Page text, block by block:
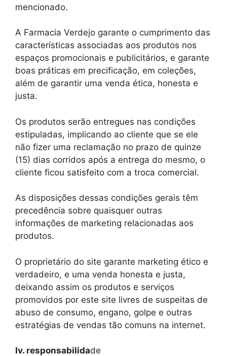
mencionado.
A Farmacia Verdejo garante o cumprimento das
características associadas aos produtos nos
espaços promocionais e publicitários, e garante
boas práticas em precificação, em coleções,
além de garantir uma venda ética, honesta e
justa.
Os produtos serão entregues nas condições
estipuladas, implicando ao cliente que se ele
não fizer uma reclamação no prazo de quinze
(15) dias corridos após a entrega do mesmo, o
cliente ficou satisfeito com a troca comercial.
As disposições dessas condições gerais têm
precedência sobre quaisquer outras
informações de marketing relacionadas aos
produtos.
O proprietário do site garante marketing ético e
verdadeiro, e uma venda honesta e justa,
deixando assim os produtos e serviços
promovidos por este site livres de suspeitas de
abuso de consumo, engano, golpe e outras
estratégias de vendas tão comuns na internet.
Iv. responsabilidade